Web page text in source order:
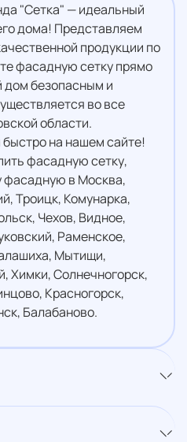
"Сетка" — идеальный
дома! Представляем
продукции по
фасадную сетку прямо
дом безопасным и
во все
области.
на нашем сайте!
фасадную сетку,
фасадную в Москва,
Троицк, Комунарка,
Чехов, Видное,
Раменское,
Мытищи,
Химки, Солнечногорск,
Красногорск,
Балабаново.